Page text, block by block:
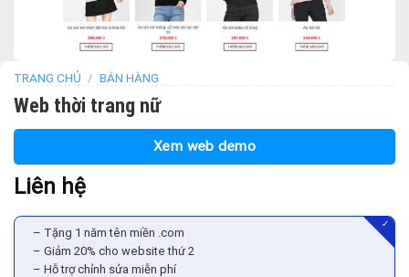
TRANG CHỦ / BÁN HÀNG
Web thời trang nữ
Xem web demo
Liên hệ
– Tặng 1 năm tên miền .com
– Giảm 20% cho website thứ 2
– Hỗ trợ chỉnh sửa miễn phí
✓